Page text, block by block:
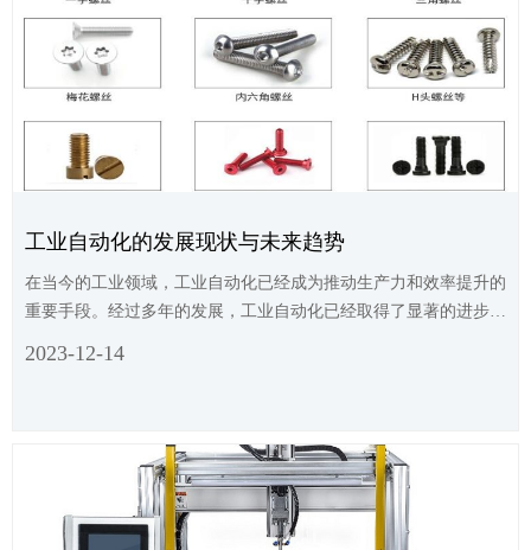
工业自动化的发展现状与未来趋势
在当今的工业领域，工业自动化已经成为推动生产力和效率提升的
重要手段。经过多年的发展，工业自动化已经取得了显著的进步，
2023-12-14